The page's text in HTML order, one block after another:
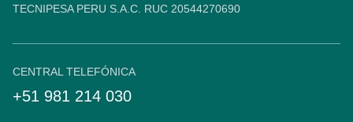
TECNIPESA PERU S.A.C. RUC 20544270690
CENTRAL TELEFÓNICA
+51 981 214 030